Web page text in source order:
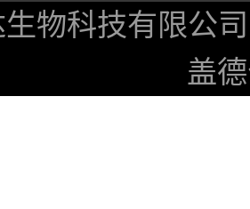
物科技有限公司
盖